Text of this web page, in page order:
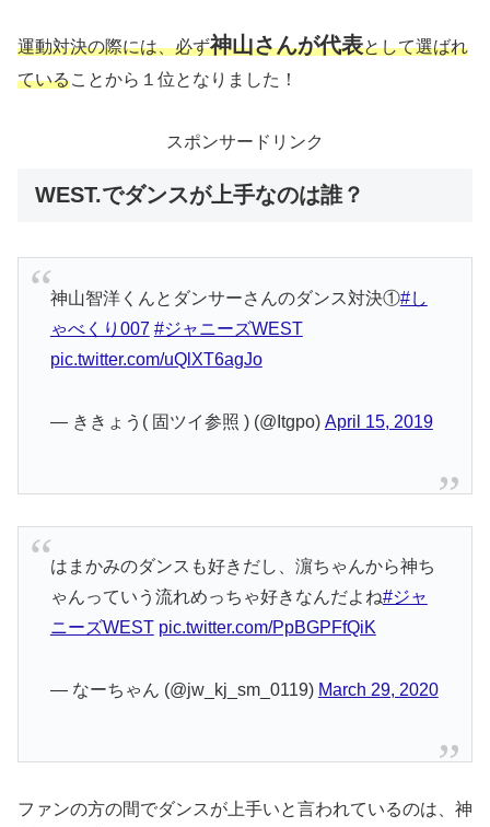
運動対決の際には、必ず神山さんが代表として選ばれ
ていることから１位となりました！
スポンサードリンク
WEST.でダンスが上手なのは誰？
神山智洋くんとダンサーさんのダンス対決①#し
ゃべくり007 #ジャニーズWEST
pic.twitter.com/uQlXT6agJo
— ききょう( 固ツイ参照 ) (@Itgpo) April 15, 2019
はまかみのダンスも好きだし、濵ちゃんから神ち
ゃんっていう流れめっちゃ好きなんだよね#ジャ
ニーズWEST pic.twitter.com/PpBGPFfQiK
— なーちゃん (@jw_kj_sm_0119) March 29, 2020
ファンの方の間でダンスが上手いと言われているのは、神